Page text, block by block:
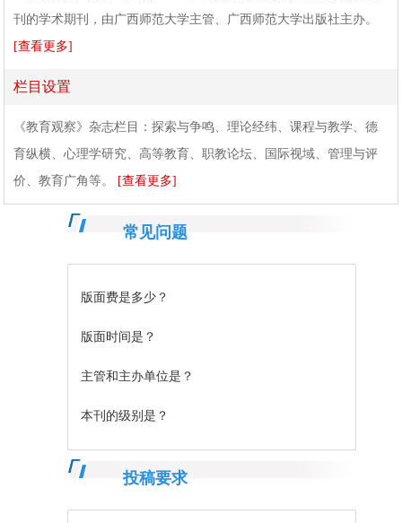
刊的学术期刊，由广西师范大学主管、广西师范大学出版社主办。
[查看更多]
栏目设置
《教育观察》杂志栏目：探索与争鸣、理论经纬、课程与教学、德
育纵横、心理学研究、高等教育、职教论坛、国际视域、管理与评
价、教育广角等。 [查看更多]
常见问题
版面费是多少？
版面时间是？
主管和主办单位是？
本刊的级别是？
投稿要求